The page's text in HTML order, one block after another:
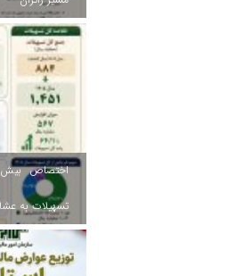
تسهیلات به